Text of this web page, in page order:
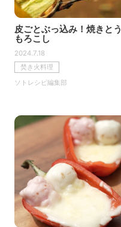
皮ごとぶっ込み！焼きとう
もろこし
2024.7.18
焚き火料理
ソトレシピ編集部